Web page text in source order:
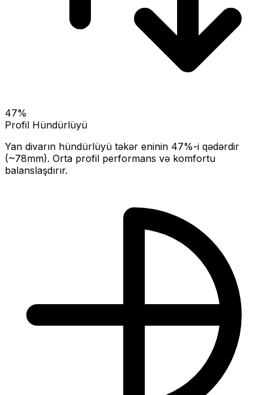
47%
Profil Hündürlüyü
Yan divarın hündürlüyü təkər eninin 47%-i qədərdir
(~78mm). Orta profil performans və komfortu
balanslaşdırır.